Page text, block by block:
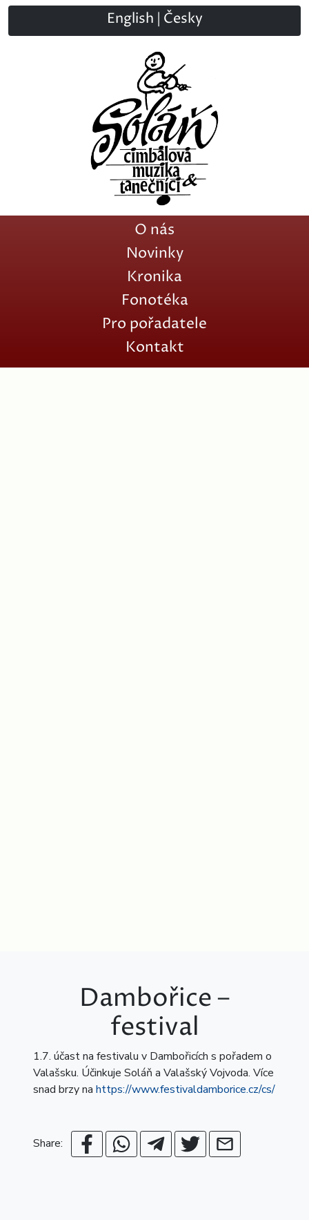
English Česky
O nás
Novinky
Kronika
Fonotéka
Pro pořadatele
Kontakt
Dambořice –
festival
1.7. účast na festivalu v Dambořicích s pořadem o
Valašsku. Účinkuje Soláň a Valašský Vojvoda. Více
snad brzy na https://www.festivaldamborice.cz/cs/
Share: